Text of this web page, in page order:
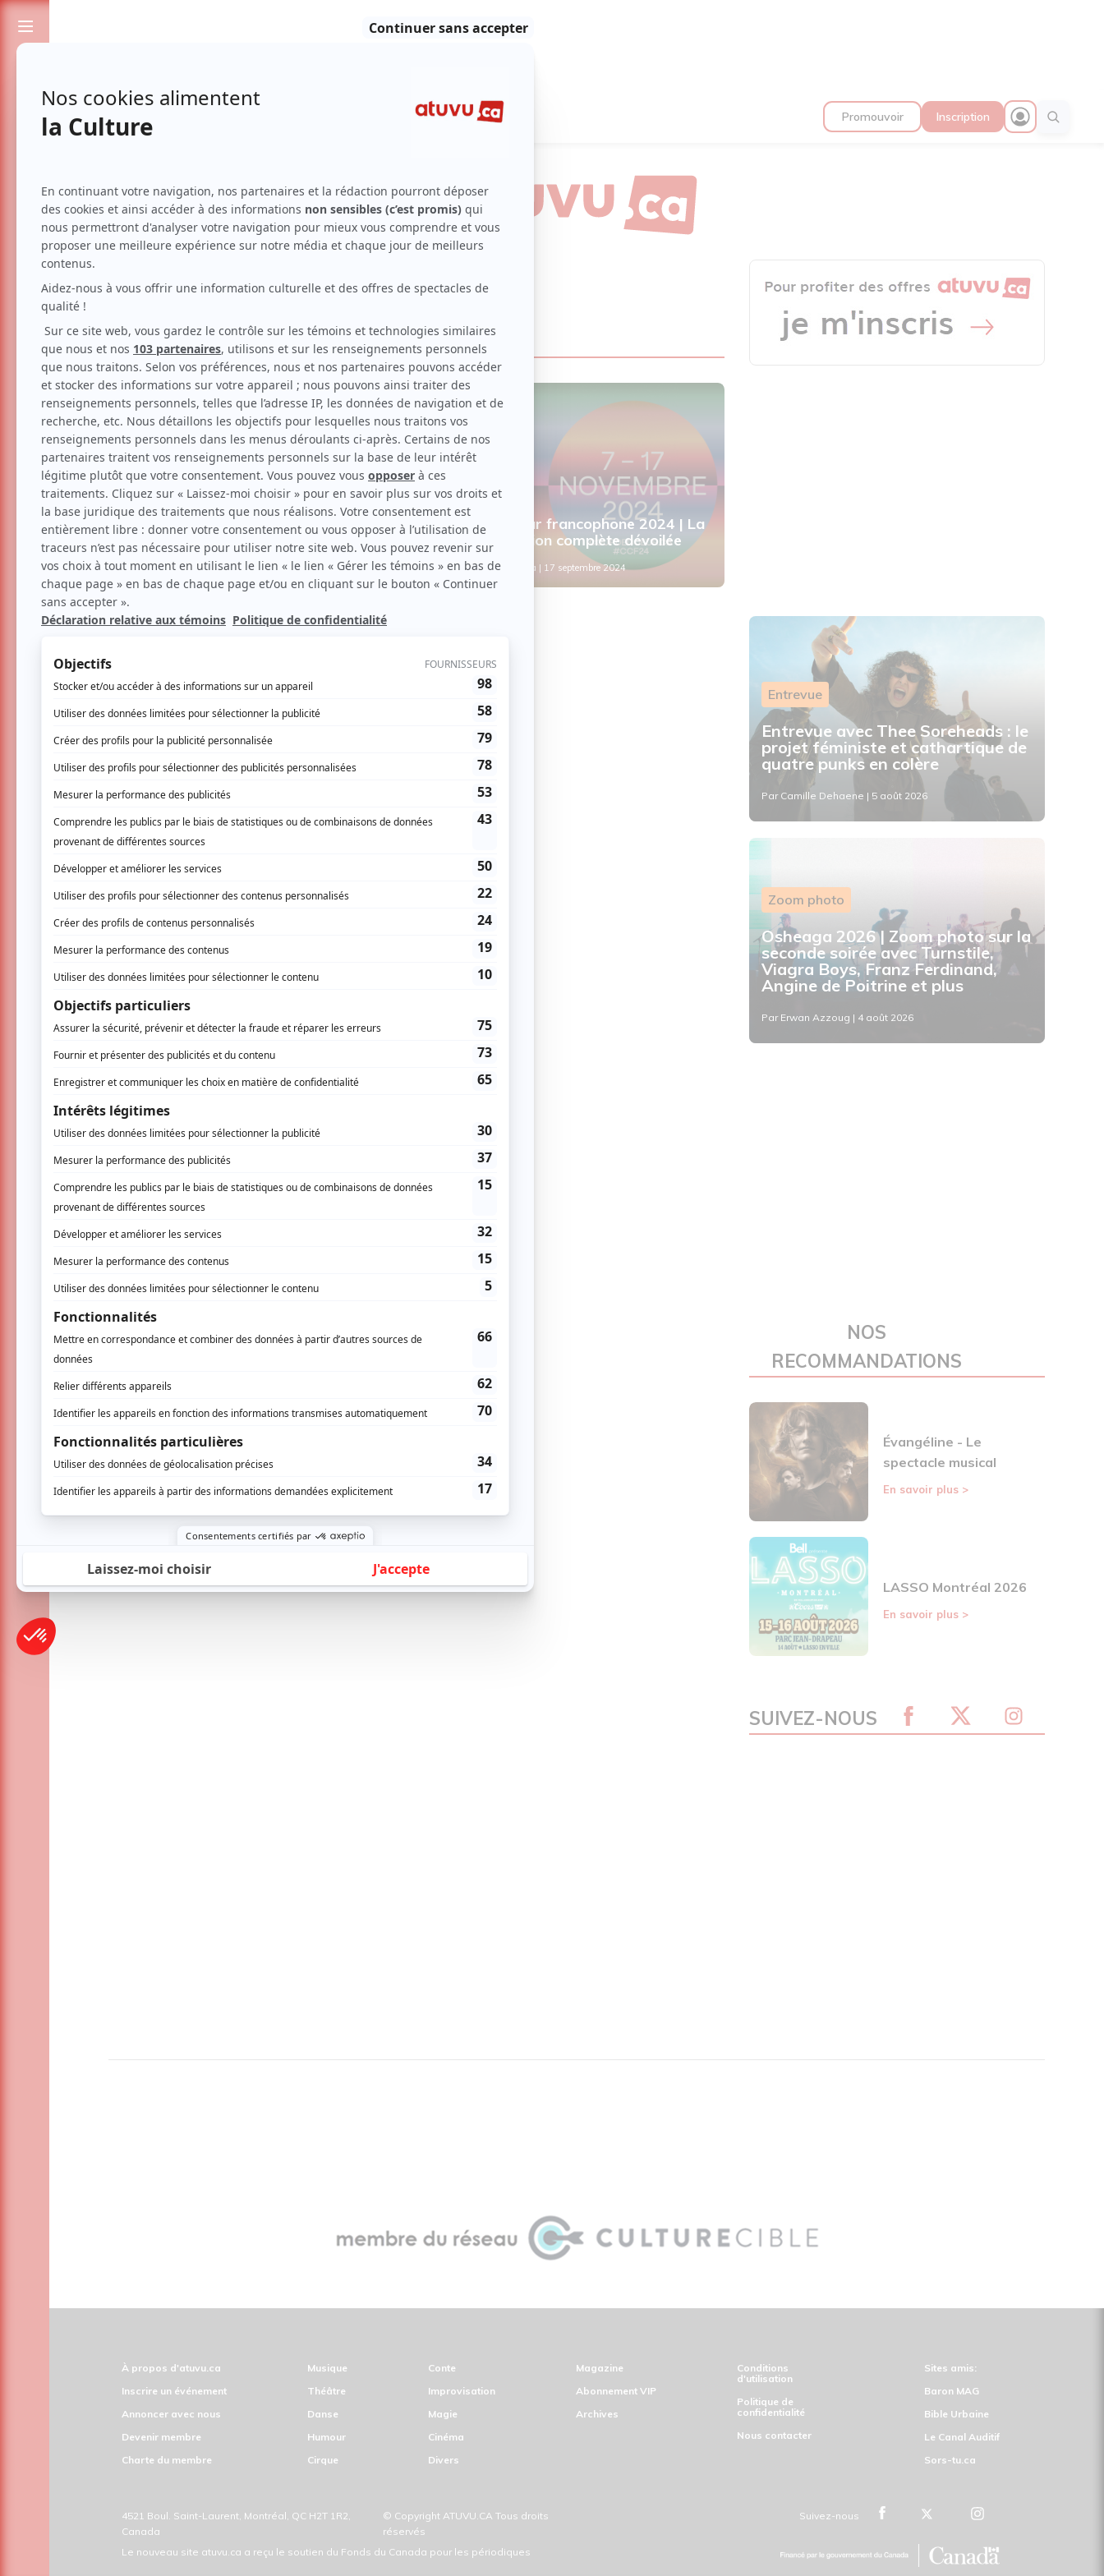
Passionnés de spectacles et de culture Promouvoir Inscription
Véranda
LIRE LES ARTICLES
Nouvelles
Dame Festive | Un rendez-vous
printanier vibrant, mettant en vedette
P’tit Belliveau, The Lost Fingers,
Caracol et plusieurs autres artistes
ParThéa Paradis| 7 avril 2026
Nouvelles
Coup de coeur francophone 2024 | La
programmation complète dévoilée
ParRédaction atuvu.ca | 17 septembre 2024
Entrevue
Entrevue avec Thee Soreheads : le
projet féministe et cathartique de
quatre punks en colère
Par Camille Dehaene | 5 août 2026
Zoom photo
Osheaga 2026 | Zoom photo sur la
seconde soirée avec Turnstile,
Viagra Boys, Franz Ferdinand,
Angine de Poitrine et plus
Par Erwan Azzoug | 4 août 2026
NOS
RECOMMANDATIONS
Évangéline - Le
spectacle musical
En savoir plus >
LASSO Montréal 2026
En savoir plus >
SUIVEZ-NOUS
À propos d'atuvu.ca
Inscrire un événement
Annoncer avec nous
Devenir membre
Charte du membre
Musique
Théâtre
Danse
Humour
Cirque
Conte
Improvisation
Magie
Cinéma
Divers
Magazine
Abonnement VIP
Archives
Conditions
d'utilisation
Politique de
confidentialité
Nous contacter
Sites amis:
Baron MAG
Bible Urbaine
Le Canal Auditif
Sors-tu.ca
4521 Boul. Saint-Laurent, Montréal, QC H2T 1R2,
Canada
© Copyright ATUVU.CA Tous droits
réservés
Suivez-nous
Le nouveau site atuvu.ca a reçu le soutien du Fonds du Canada pour les périodiques